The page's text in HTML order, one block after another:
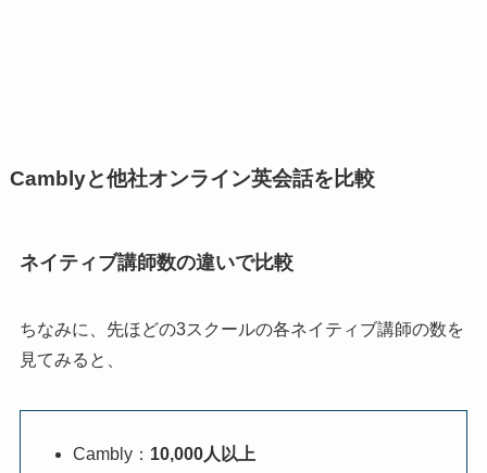
Camblyと他社オンライン英会話を比較
ネイティブ講師数の違いで比較
ちなみに、先ほどの3スクールの各ネイティブ講師の数を
見てみると、
Cambly： 10,000人以上